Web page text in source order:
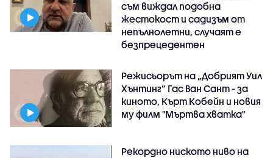
съм виждал подобна
жестокост и садизъм от
непълнолетни, случаят е
безпрецедентен
Режисьорът на „Добрият Уил
Хънтинг“ Гас Ван Сант - за
киното, Кърт Кобейн и новия
му филм "Мъртва хватка"
Рекордно ниското ниво на